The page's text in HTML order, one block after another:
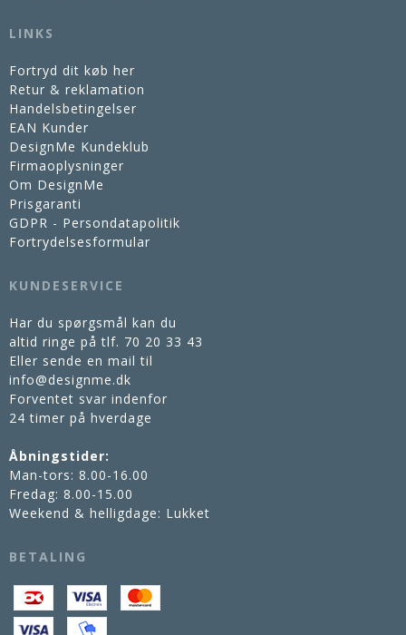
LINKS
Fortryd dit køb her
Retur & reklamation
Handelsbetingelser
EAN Kunder
DesignMe Kundeklub
Firmaoplysninger
Om DesignMe
Prisgaranti
GDPR - Persondatapolitik
Fortrydelsesformular
KUNDESERVICE
Har du spørgsmål kan du
altid ringe på tlf. 70 20 33 43
Eller sende en mail til
info@designme.dk
Forventet svar indenfor
24 timer på hverdage
Åbningstider:
Man-tors: 8.00-16.00
Fredag: 8.00-15.00
Weekend & helligdage: Lukket
BETALING